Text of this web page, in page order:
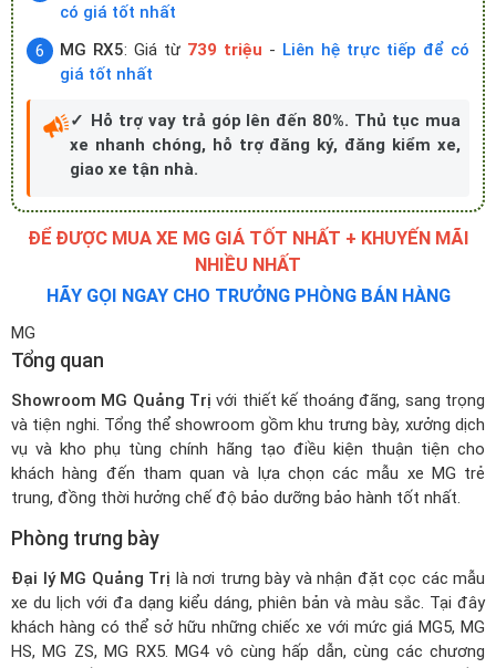
có giá tốt nhất
MG RX5: Giá từ 739 triệu - Liên hệ trực tiếp để có
giá tốt nhất
✓ Hỗ trợ vay trả góp lên đến 80%. Thủ tục mua
xe nhanh chóng, hỗ trợ đăng ký, đăng kiểm xe,
giao xe tận nhà.
ĐỂ ĐƯỢC MUA XE MG GIÁ TỐT NHẤT + KHUYẾN MÃI
NHIỀU NHẤT
HÃY GỌI NGAY CHO TRƯỞNG PHÒNG BÁN HÀNG
MG
Tổng quan
Showroom MG Quảng Trị với thiết kế thoáng đãng, sang trọng
và tiện nghi. Tổng thể showroom gồm khu trưng bày, xưởng dịch
vụ và kho phụ tùng chính hãng tạo điều kiện thuận tiện cho
khách hàng đến tham quan và lựa chọn các mẫu xe MG trẻ
trung, đồng thời hưởng chế độ bảo dưỡng bảo hành tốt nhất.
Phòng trưng bày
Đại lý MG Quảng Trị là nơi trưng bày và nhận đặt cọc các mẫu
xe du lịch với đa dạng kiểu dáng, phiên bản và màu sắc. Tại đây
khách hàng có thể sở hữu những chiếc xe với mứcgiá MG5, MG
HS, MG ZS, MG RX5. MG4 vô cùng hấp dẫn, cùng các chương